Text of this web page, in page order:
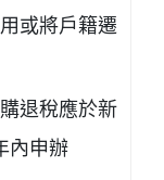
或將戶籍遷
退稅應於新
內申辦